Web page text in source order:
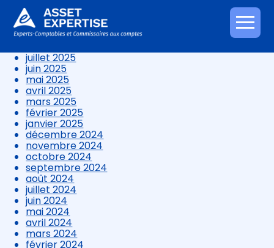
Aller
au
novembre 2025
octobre 2025
septembre 2025
juillet 2025
juin 2025
mai 2025
avril 2025
mars 2025
février 2025
janvier 2025
décembre 2024
novembre 2024
octobre 2024
septembre 2024
août 2024
juillet 2024
juin 2024
mai 2024
avril 2024
mars 2024
février 2024